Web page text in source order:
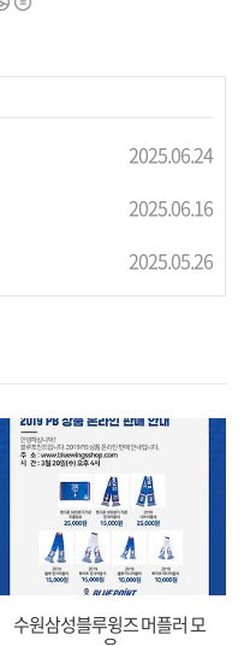
2025.06.24
2025.06.16
2025.05.26
수원삼성블루윙즈 머플러 모